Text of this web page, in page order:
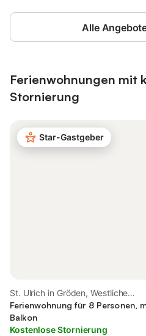
Alle
Ferienwohnungen mit
Stornierung
Star-Gastgeber
St. Ulrich in Gröden, Westliche
Dolomiten
Ferienwohnung für 8 Personen,
Balkon
Kostenlose Stornierung